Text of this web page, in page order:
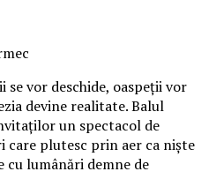
vor deschide, oaspeții vor
devine realitate. Balul
un spectacol de
care plutesc prin aer ca niște
cu lumânări demne de